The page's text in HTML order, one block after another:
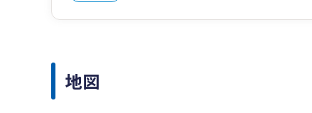
地図